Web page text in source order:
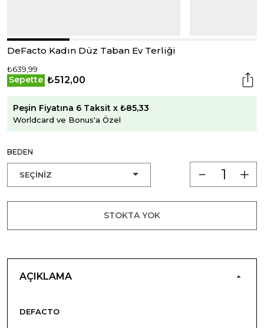
DeFacto Kadın Düz Taban Ev Terliği
₺639,99
Sepette ₺512,00
Peşin Fiyatına 6 Taksit x ₺85,33
Worldcard ve Bonus'a Özel
BEDEN
STOKTA YOK
AÇIKLAMA
DEFACTO